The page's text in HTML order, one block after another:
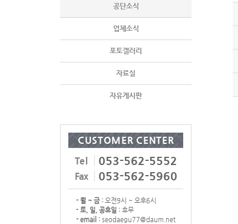
공단소식
업체소식
포토갤러리
자료실
자유게시판
CUSTOMER CENTER
Tel
053-562-5552
Fax 053-562-5960
- 월 ~ 금 : 오전9시 ~ 오후6시
- 토, 일, 공휴일 : 휴무
- email : seodaegu77@daum.net